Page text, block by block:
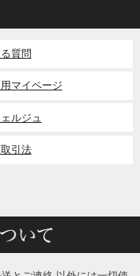
質問
マイページ
ルジュ
引法